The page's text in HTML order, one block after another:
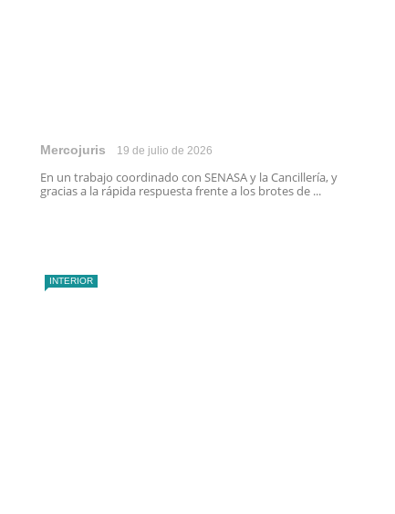
Mercojuris 19 de julio de 2026
En un trabajo coordinado con SENASA y la Cancillería, y
gracias a la rápida respuesta frente a los brotes de ...
INTERIOR